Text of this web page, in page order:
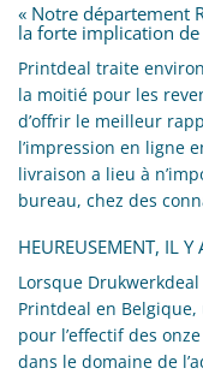
« Notre département
la forte implication de
Printdeal traite
la moitié pour les
d’offrir le meilleur
l’impression en ligne
livraison a lieu à
bureau, chez des
HEUREUSEMENT, IL Y
Lorsque
Printdeal en Belgique,
pour l’effectif des
dans le domaine de